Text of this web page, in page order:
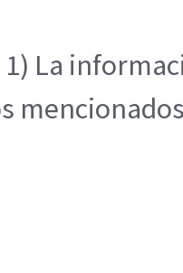
1) La